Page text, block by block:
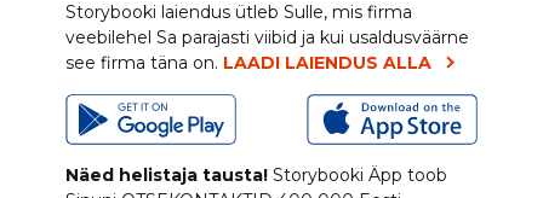
Storybooki laiendus ütleb Sulle, mis firma
veebilehel Sa parajasti viibid ja kui usaldusväärne
see firma täna on. LAADI LAIENDUS ALLA
Näed helistaja tausta! Storybooki Äpp toob